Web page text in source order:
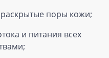
поры кожи;
и питания всех